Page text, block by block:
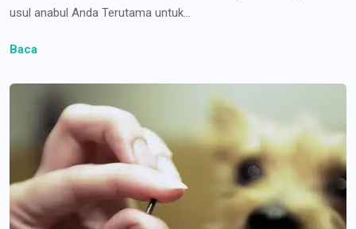
usul anabul Anda Terutama untuk...
Baca